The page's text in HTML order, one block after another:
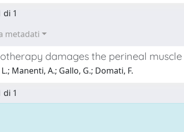
1
metadati
damages the perineal
Manenti, A.; Gallo, G.; Domati, F.
1